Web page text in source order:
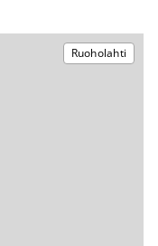
Ruoholahti